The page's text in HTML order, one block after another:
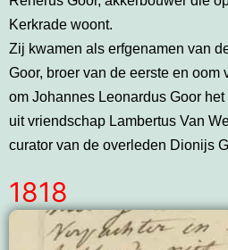
Kerkrade woont.
Zij kwamen als erfgenamen van
Goor, broer van de eerste en oom
om Johannes Leonardus Goor
uit vriendschap Lambertus Van
curator van de overleden Dionijs
1818